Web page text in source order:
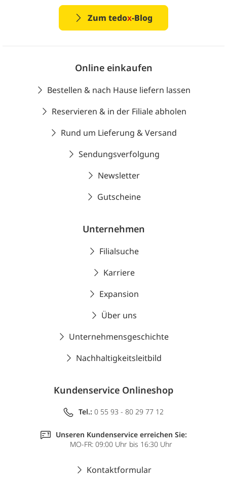
Zum tedox-Blog
Online einkaufen
Bestellen & nach Hause liefern lassen
Reservieren & in der Filiale abholen
Rund um Lieferung & Versand
Sendungsverfolgung
Newsletter
Gutscheine
Unternehmen
Filialsuche
Karriere
Expansion
Über uns
Unternehmensgeschichte
Nachhaltigkeitsleitbild
Kundenservice Onlineshop
Tel.: 0 55 93 - 80 29 77 12
Unseren Kundenservice erreichen Sie:
MO-FR: 09:00 Uhr bis 16:30 Uhr
Kontaktformular